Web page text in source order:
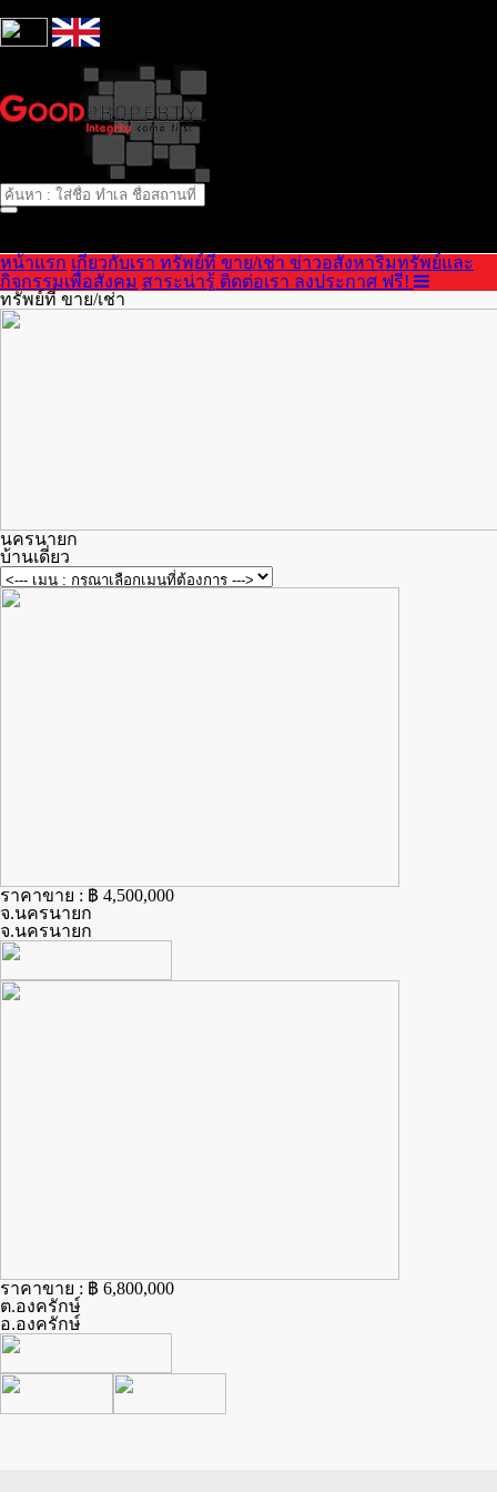
หน้าแรก เกี่ยวกับเรา ทรัพย์ที่ ขาย/เช่า ข่าวอสังหาริมทรัพย์และ
กิจกรรมเพื่อสังคม สาระน่ารู้ ติดต่อเรา ลงประกาศ ฟรี!
ทรัพย์ที่ ขาย/เช่า
นครนายก
บ้านเดี่ยว
ราคาขาย : ฿ 4,500,000
จ.นครนายก
จ.นครนายก
ราคาขาย : ฿ 6,800,000
ต.องครักษ์
อ.องครักษ์